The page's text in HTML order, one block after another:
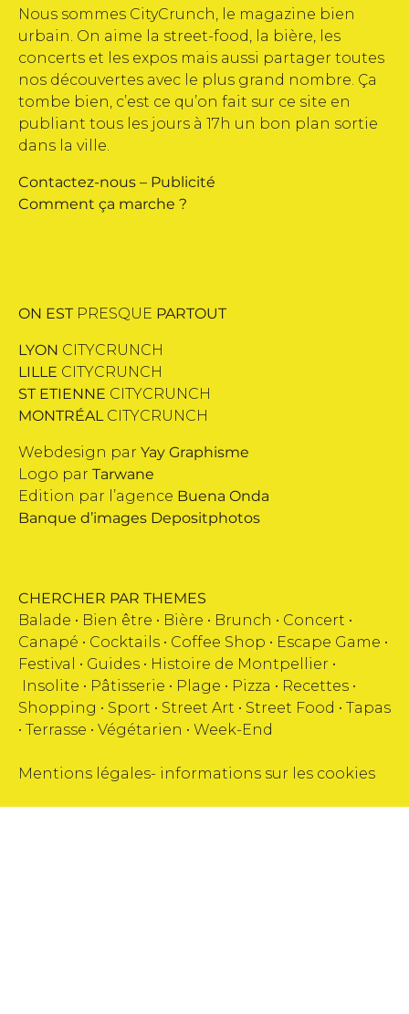
Nous sommes CityCrunch, le magazine bien
urbain. On aime la street-food, la bière, les
concerts et les expos mais aussi partager toutes
nos découvertes avec le plus grand nombre. Ça
tombe bien, c’est ce qu’on fait sur ce site en
publiant tous les jours à 17h un bon plan sortie
dans la ville.
Contactez-nous – Publicité
Comment ça marche ?
ON EST PRESQUE PARTOUT
LYON CITYCRUNCH
LILLE CITYCRUNCH
ST ETIENNE CITYCRUNCH
MONTRÉAL CITYCRUNCH
Webdesign par Yay Graphisme
Logo par Tarwane
Edition par l’agence Buena Onda
Banque d’images Depositphotos
CHERCHER PAR THEMES
Balade • Bien être • Bière • Brunch • Concert •
Canapé • Cocktails • Coffee Shop • Escape Game •
Festival
• Guides • Histoire de Montpellier •
Insolite • Pâtisserie • Plage • Pizza • Recettes •
Shopping • Sport • Street Art • Street Food • Tapas
• Terrasse • Végétarien • Week-End
Mentions légales- informations sur les cookies